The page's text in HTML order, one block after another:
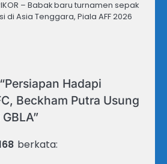
– Babak baru turnamen sepak
Asia Tenggara, Piala AFF 2026
Persiapan Hadapi
Beckham Putra Usung
”
berkata: